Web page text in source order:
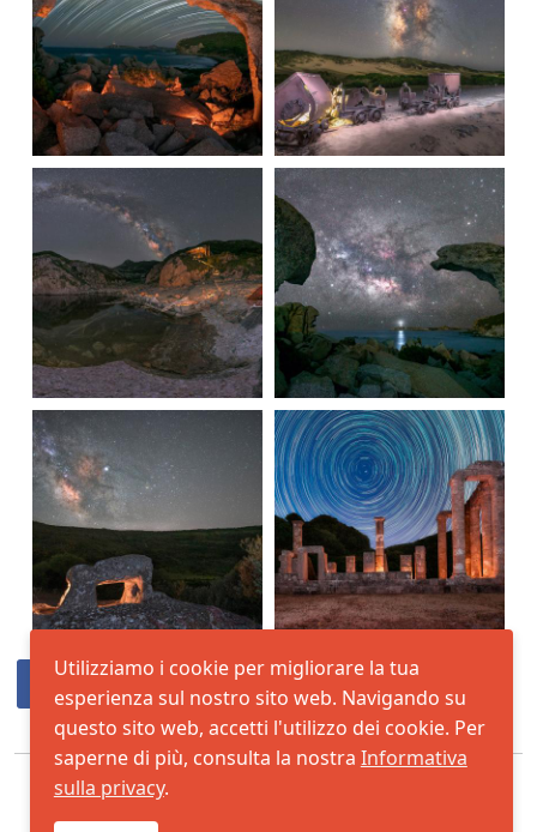
Utilizziamo i cookie per migliorare la tua
esperienza sul nostro sito web. Navigando su
questo sito web, accetti l'utilizzo dei cookie. Per
saperne di più, consulta la nostra Informativa
sulla privacy.